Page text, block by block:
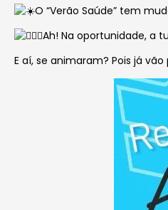
O“Verão Saúde” tem
Ah! Na oportunidade, a
E aí, se animaram? Pois já